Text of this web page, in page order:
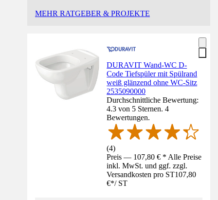
MEHR RATGEBER & PROJEKTE
DURAVIT Wand-WC D-
Code Tiefspüler mit Spülrand
weiß glänzend ohne WC-Sitz
2535090000
Durchschnittliche Bewertung:
4.3 von 5 Sternen. 4
Bewertungen.
(4)
Preis — 107,80 € * Alle Preise
inkl. MwSt. und ggf. zzgl.
Versandkosten pro ST107,80
€*/ ST